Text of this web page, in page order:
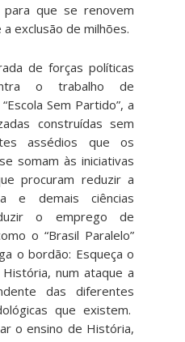
que se renovem
exclusão de milhões.
de forças políticas
o trabalho de
Sem Partido”, a
construídas sem
assédios que os
somam às iniciativas
procuram reduzir a
e demais ciências
o emprego de
o “Brasil Paralelo”
o bordão: Esqueça o
num ataque a
das diferentes
que existem.
o ensino de História,